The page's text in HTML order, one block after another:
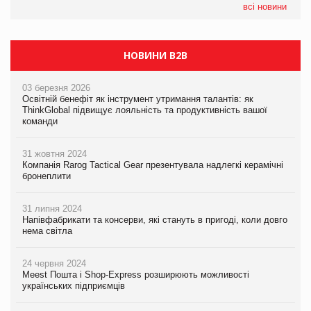
всі новини
EVA.UA запустила кампанію «Хто б знав» про асортимент,
НОВИНИ B2B
03 березня 2026
Освітній бенефіт як інструмент утримання талантів: як
ThinkGlobal підвищує лояльність та продуктивність вашої
команди
31 жовтня 2024
Компанія Rarog Tactical Gear презентувала надлегкі керамічні
бронеплити
31 липня 2024
Напівфабрикати та консерви, які стануть в пригоді, коли довго
нема світла
24 червня 2024
Meest Пошта і Shop-Express розширюють можливості
українських підприємців